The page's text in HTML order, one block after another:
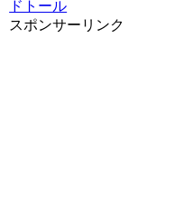
ドトール
スポンサーリンク